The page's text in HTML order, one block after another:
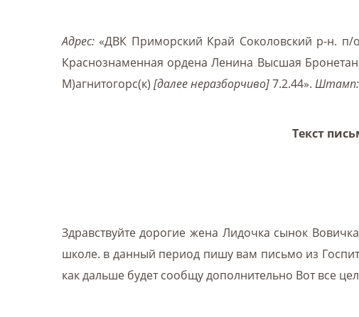
Адрес:«ДВК Приморский Край Соколовский р-н. п/о
Краснознаменная ордена Ленина Высшая
М)агнитогорс(к) [далее неразборчиво]7.2.44». Штамп:
Текст
Здравствуйте дорогие жена Лидочка сынок
школе. в данный период пишу вам письмо из
как дальше будет сообщу дополнительно Вот все